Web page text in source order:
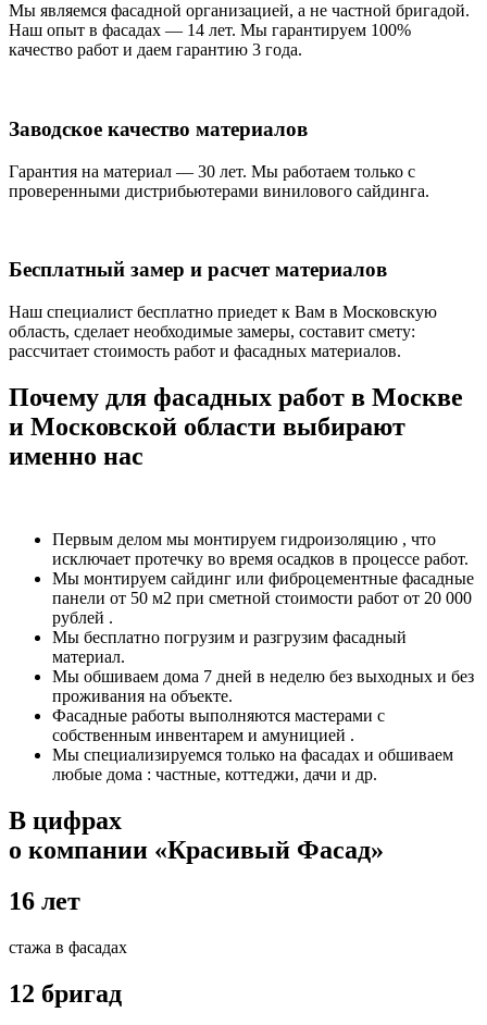
Мы являемся фасадной организацией, а не частной бригадой.
Наш опыт в фасадах — 14 лет. Мы гарантируем 100%
качество работ и даем гарантию 3 года.
Заводское качество материалов
Гарантия на материал — 30 лет. Мы работаем только с
проверенными дистрибьютерами винилового сайдинга.
Бесплатный замер и расчет материалов
Наш специалист бесплатно приедет к Вам в Московскую
область, сделает необходимые замеры, составит смету:
рассчитает стоимость работ и фасадных материалов.
Почему для фасадных работ в Москве
и Московской области выбирают
именно нас
Первым делом мы монтируем гидроизоляцию , что
исключает протечку во время осадков в процессе работ.
Мы монтируем сайдинг или фиброцементные фасадные
панели от 50 м2 при сметной стоимости работ от 20 000
рублей .
Мы бесплатно погрузим и разгрузим фасадный
материал.
Мы обшиваем дома 7 дней в неделю без выходных и без
проживания на объекте.
Фасадные работы выполняются мастерами с
собственным инвентарем и амуницией .
Мы специализируемся только на фасадах и обшиваем
любые дома : частные, коттеджи, дачи и др.
В цифрах
о компании «Красивый Фасад»
16 лет
стажа в фасадах
12 бригад